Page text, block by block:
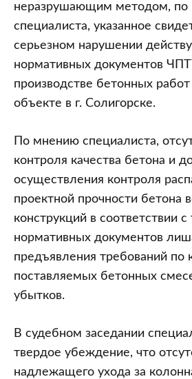
неразрушающим методом,
специалиста, указанное
серьезном нарушении
нормативных документов
производстве бетонных
объекте в г. Солигорске.
По мнению специалиста,
контроля качества бетона и
осуществления контроля
проектной прочности бетона
конструкций в соответствии
нормативных документов
предъявления требований по
поставляемых бетонных
убытков.
В судебном заседании
твердое убеждение, что
надлежащего ухода за